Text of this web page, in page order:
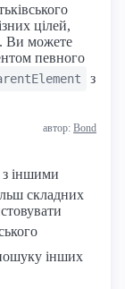
цілей,
Ви можете
певного
з
автор: Bond
з іншими
складних
інших